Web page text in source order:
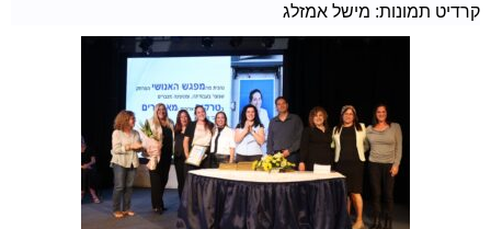
קרדיט תמונות: מישל אמזלג